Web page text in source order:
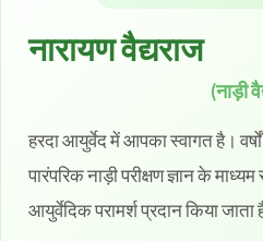
नारायण वैद्यराज
(नाड़ी
हरदा आयुर्वेद में आपका स्वागत है।
पारंपरिक नाड़ी परीक्षण ज्ञान के
आयुर्वेदिक परामर्श प्रदान किया जाता